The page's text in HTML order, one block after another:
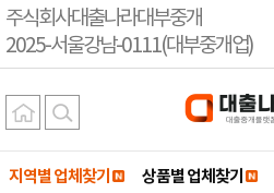
주식회사대출나라대부중개
2025-서울강남-0111(대부중개업)
지역별 업체찾기 상품별 업체찾기